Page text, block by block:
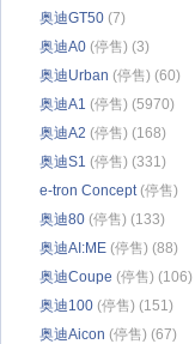
奥迪GT50 (7)
奥迪A0 (停售) (3)
奥迪Urban (停售) (60)
奥迪A1 (停售) (5970)
奥迪A2 (停售) (168)
奥迪S1 (停售) (331)
e-tron Concept(停售)
(416)
奥迪80 (停售) (133)
奥迪AI:ME (停售) (88)
奥迪Coupe (停售) (106)
奥迪100 (停售) (151)
奥迪Aicon (停售) (67)